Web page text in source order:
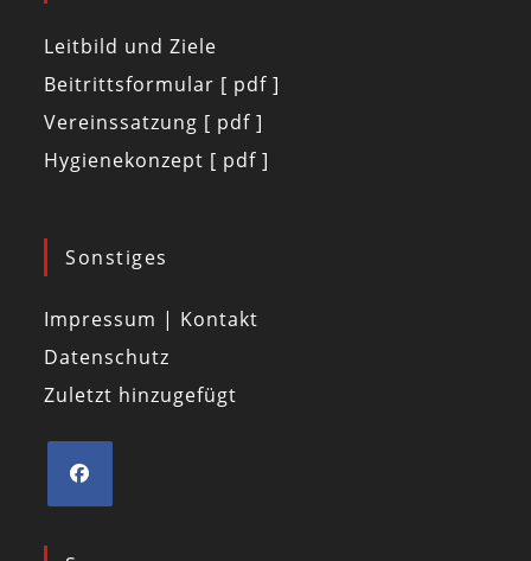
Leitbild und Ziele
Beitrittsformular [ pdf ]
Vereinssatzung [ pdf ]
Hygienekonzept [ pdf ]
Sonstiges
Impressum | Kontakt
Datenschutz
Zuletzt hinzugefügt